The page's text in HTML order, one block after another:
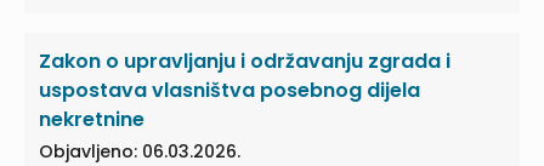
Zakon o upravljanju i održavanju zgrada i
uspostava vlasništva posebnog dijela
nekretnine
Objavljeno: 06.03.2026.